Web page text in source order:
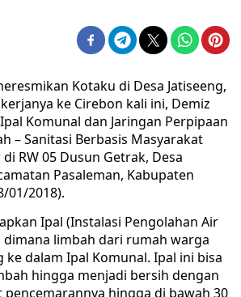
Kotaku di Desa Jatiseeng,
ke Cirebon kali ini, Demiz
Komunal dan Jaringan Perpipaan
– Sanitasi Berbasis Masyarakat
RW 05 Dusun Getrak, Desa
Pasaleman, Kabupaten
01/2018).
Ipal (Instalasi Pengolahan Air
dimana limbah dari rumah warga
dalam Ipal Komunal. Ipal ini bisa
hingga menjadi bersih dengan
hingga di bawah 30